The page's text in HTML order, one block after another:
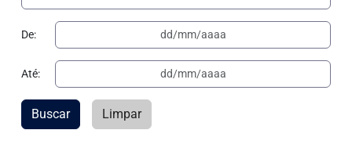
De:
Até:
Buscar Limpar